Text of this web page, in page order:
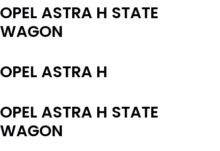
OPEL ASTRA H STATE
WAGON
OPEL ASTRA H
OPEL ASTRA H STATE
WAGON